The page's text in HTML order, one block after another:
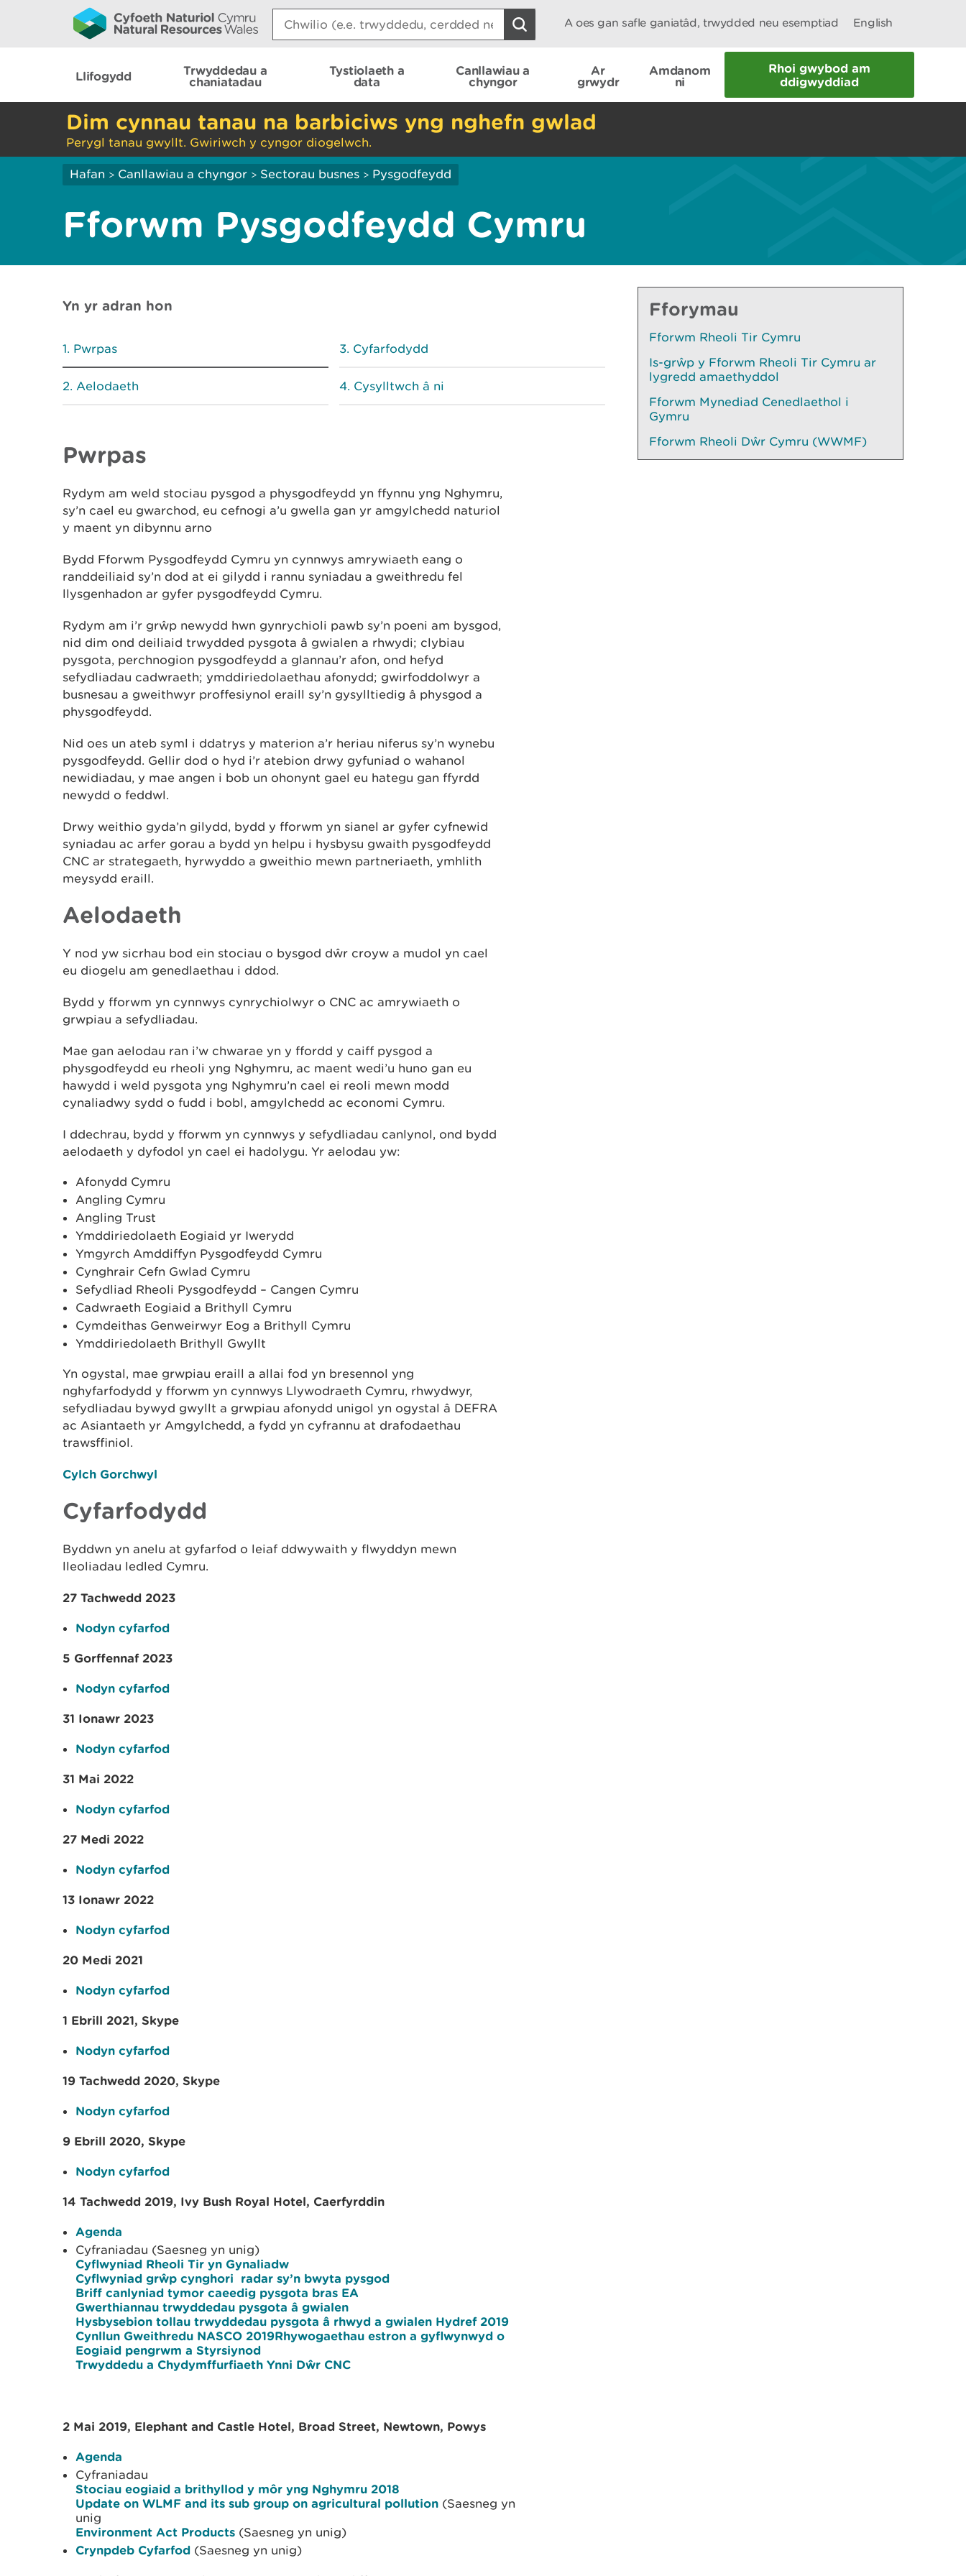
Search:
A oes gan safle ganiatâd, trwydded neu esemptiad English
Llifogydd
Trwyddedau a
chaniatadau
Tystiolaeth a
data
Canllawiau a
chyngor
Ar
grwydr
Amdanom
ni
Rhoi gwybod am
ddigwyddiad
Dim cynnau tanau na barbiciws yng nghefn gwlad
Perygl tanau gwyllt. Gwiriwch y cyngor diogelwch.
Hafan > Canllawiau a chyngor > Sectorau busnes > Pysgodfeydd
Fforwm Pysgodfeydd Cymru
Yn yr adran hon
Pwrpas
Aelodaeth
Cyfarfodydd
Cysylltwch â ni
Pwrpas
Rydym am weld stociau pysgod a physgodfeydd yn ffynnu yng Nghymru,
sy’n cael eu gwarchod, eu cefnogi a’u gwella gan yr amgylchedd naturiol
y maent yn dibynnu arno
Bydd Fforwm Pysgodfeydd Cymru yn cynnwys amrywiaeth eang o
randdeiliaid sy’n dod at ei gilydd i rannu syniadau a gweithredu fel
llysgenhadon ar gyfer pysgodfeydd Cymru.
Rydym am i’r grŵp newydd hwn gynrychioli pawb sy’n poeni am bysgod,
nid dim ond deiliaid trwydded pysgota â gwialen a rhwydi; clybiau
pysgota, perchnogion pysgodfeydd a glannau’r afon, ond hefyd
sefydliadau cadwraeth; ymddiriedolaethau afonydd; gwirfoddolwyr a
busnesau a gweithwyr proffesiynol eraill sy’n gysylltiedig â physgod a
physgodfeydd.
Nid oes un ateb syml i ddatrys y materion a’r heriau niferus sy’n wynebu
pysgodfeydd. Gellir dod o hyd i’r atebion drwy gyfuniad o wahanol
newidiadau, y mae angen i bob un ohonynt gael eu hategu gan ffyrdd
newydd o feddwl.
Drwy weithio gyda’n gilydd, bydd y fforwm yn sianel ar gyfer cyfnewid
syniadau ac arfer gorau a bydd yn helpu i hysbysu gwaith pysgodfeydd
CNC ar strategaeth, hyrwyddo a gweithio mewn partneriaeth, ymhlith
meysydd eraill.
Aelodaeth
Y nod yw sicrhau bod ein stociau o bysgod dŵr croyw a mudol yn cael
eu diogelu am genedlaethau i ddod.
Bydd y fforwm yn cynnwys cynrychiolwyr o CNC ac amrywiaeth o
grwpiau a sefydliadau.
Mae gan aelodau ran i’w chwarae yn y ffordd y caiff pysgod a
physgodfeydd eu rheoli yng Nghymru, ac maent wedi’u huno gan eu
hawydd i weld pysgota yng Nghymru’n cael ei reoli mewn modd
cynaliadwy sydd o fudd i bobl, amgylchedd ac economi Cymru.
I ddechrau, bydd y fforwm yn cynnwys y sefydliadau canlynol, ond bydd
aelodaeth y dyfodol yn cael ei hadolygu. Yr aelodau yw:
Afonydd Cymru
Angling Cymru
Angling Trust
Ymddiriedolaeth Eogiaid yr Iwerydd
Ymgyrch Amddiffyn Pysgodfeydd Cymru
Cynghrair Cefn Gwlad Cymru
Sefydliad Rheoli Pysgodfeydd – Cangen Cymru
Cadwraeth Eogiaid a Brithyll Cymru
Cymdeithas Genweirwyr Eog a Brithyll Cymru
Ymddiriedolaeth Brithyll Gwyllt
Yn ogystal, mae grwpiau eraill a allai fod yn bresennol yng
nghyfarfodydd y fforwm yn cynnwys Llywodraeth Cymru, rhwydwyr,
sefydliadau bywyd gwyllt a grwpiau afonydd unigol yn ogystal â DEFRA
ac Asiantaeth yr Amgylchedd, a fydd yn cyfrannu at drafodaethau
trawsffiniol.
Cylch Gorchwyl
Cyfarfodydd
Byddwn yn anelu at gyfarfod o leiaf ddwywaith y flwyddyn mewn
lleoliadau ledled Cymru.
27 Tachwedd 2023
Nodyn cyfarfod
5 Gorffennaf 2023
Nodyn cyfarfod
31 Ionawr 2023
Nodyn cyfarfod
31 Mai 2022
Nodyn cyfarfod
27 Medi 2022
Nodyn cyfarfod
13 Ionawr 2022
Nodyn cyfarfod
20 Medi 2021
Nodyn cyfarfod
1 Ebrill 2021, Skype
Nodyn cyfarfod
19 Tachwedd 2020, Skype
Nodyn cyfarfod
9 Ebrill 2020, Skype
Nodyn cyfarfod
14 Tachwedd 2019, Ivy Bush Royal Hotel, Caerfyrddin
Agenda
Cyfraniadau (Saesneg yn unig)
Cyflwyniad Rheoli Tir yn Gynaliadw
Cyflwyniad grŵp cynghori radar sy’n bwyta pysgod
Briff canlyniad tymor caeedig pysgota bras EA
Gwerthiannau trwyddedau pysgota â gwialen
Hysbysebion tollau trwyddedau pysgota â rhwyd a gwialen Hydref 2019
Cynllun Gweithredu NASCO 2019Rhywogaethau estron a gyflwynwyd o
Eogiaid pengrwm a Styrsiynod
Trwyddedu a Chydymffurfiaeth Ynni Dŵr CNC
2 Mai 2019, Elephant and Castle Hotel, Broad Street, Newtown, Powys
Agenda
Cyfraniadau
Stociau eogiaid a brithyllod y môr yng Nghymru 2018
Update on WLMF and its sub group on agricultural pollution (Saesneg yn
unig
Environment Act Products (Saesneg yn unig)
Crynpdeb Cyfarfod (Saesneg yn unig)
Fforymau
Fforwm Rheoli Tir Cymru
Is-grŵp y Fforwm Rheoli Tir Cymru ar
lygredd amaethyddol
Fforwm Mynediad Cenedlaethol i
Gymru
Fforwm Rheoli Dŵr Cymru (WWMF)